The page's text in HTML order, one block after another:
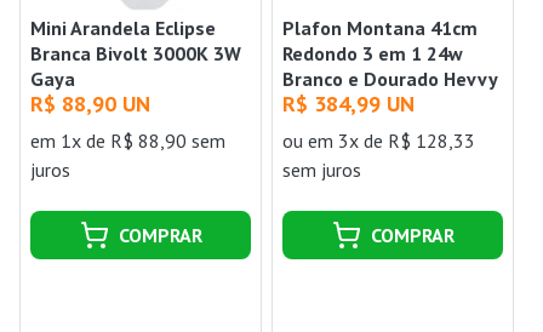
Mini Arandela Eclipse
Branca Bivolt 3000K 3W
Gaya
R$ 88,90 UN
em 1x de R$ 88,90 sem
juros
COMPRAR
Plafon Montana 41cm
Redondo 3 em 1 24w
Branco e Dourado Hevvy
R$ 384,99 UN
ou em 3x de R$ 128,33
sem juros
COMPRAR